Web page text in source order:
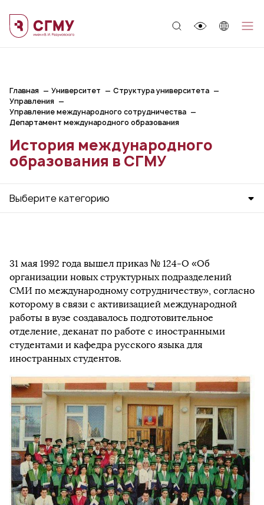
Главная Университет
Структура университета
Управления
Управление международного сотрудничества
Департамент международного образования
История международного
образования в СГМУ
Выберите категорию
31 мая 1992 года вышел приказ № 124-О «Об
организации новых структурных подразделений
СМИ по международному сотрудничеству», согласно
которому в связи с активизацией международной
работы в вузе создавалось подготовительное
отделение, деканат по работе с иностранными
студентами и кафедра русского языка для
иностранных студентов.